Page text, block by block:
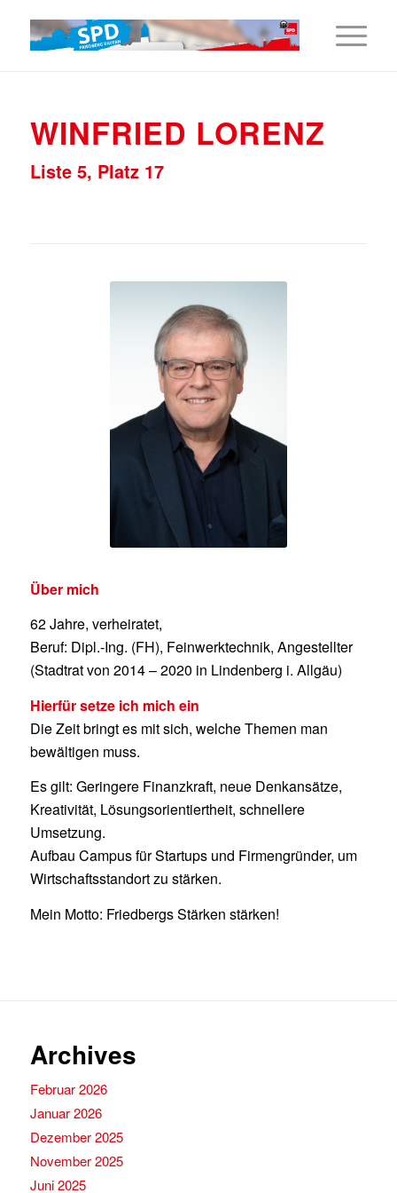
WINFRIED LORENZ
Liste 5, Platz 17
Über mich
62 Jahre, verheiratet,
Beruf: Dipl.-Ing. (FH), Feinwerktechnik, Angestellter
(Stadtrat von 2014 – 2020 in Lindenberg i. Allgäu)
Hierfür setze ich mich ein
Die Zeit bringt es mit sich, welche Themen man
bewältigen muss.
Es gilt: Geringere Finanzkraft, neue Denkansätze,
Kreativität, Lösungsorientiertheit, schnellere
Umsetzung.
Aufbau Campus für Startups und Firmengründer, um
Wirtschaftsstandort zu stärken.
Mein Motto: Friedbergs Stärken stärken!
Archives
Februar 2026
Januar 2026
Dezember 2025
November 2025
Juni 2025